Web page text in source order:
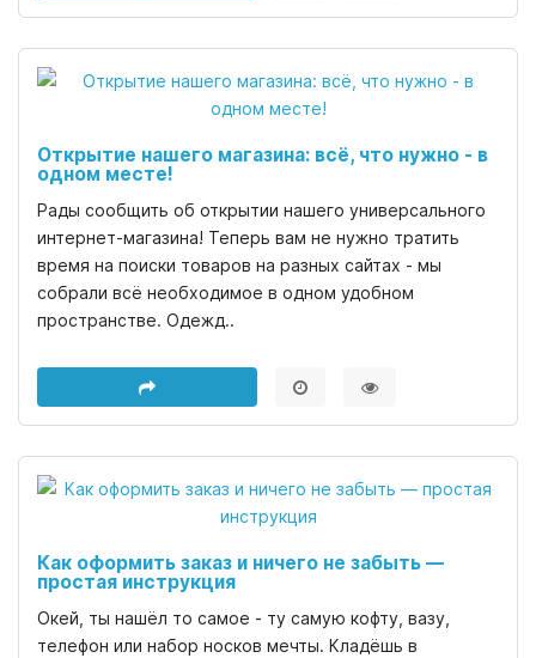
Открытие нашего магазина: всё, что нужно - в
одном месте!
Рады сообщить об открытии нашего универсального
интернет-магазина! Теперь вам не нужно тратить
время на поиски товаров на разных сайтах - мы
собрали всё необходимое в одном удобном
пространстве. Одежд..
Как оформить заказ и ничего не забыть —
простая инструкция
Окей, ты нашёл то самое - ту самую кофту, вазу,
телефон или набор носков мечты. Кладёшь в